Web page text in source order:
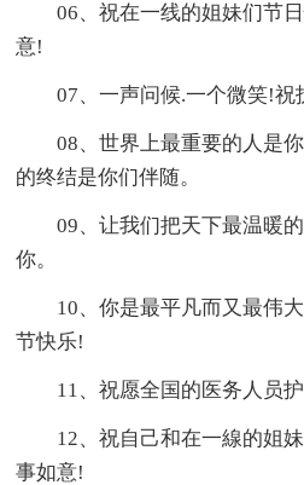
06、祝在一线的姐妹们节
意!
07、一声问候.一个微笑!祝
08、世界上最重要的人是
的终结是你们伴随。
09、让我们把天下最温暖
你。
10、你是最平凡而又最伟
节快乐!
11、祝愿全国的医务人员
12、祝自己和在一線的姐
事如意!